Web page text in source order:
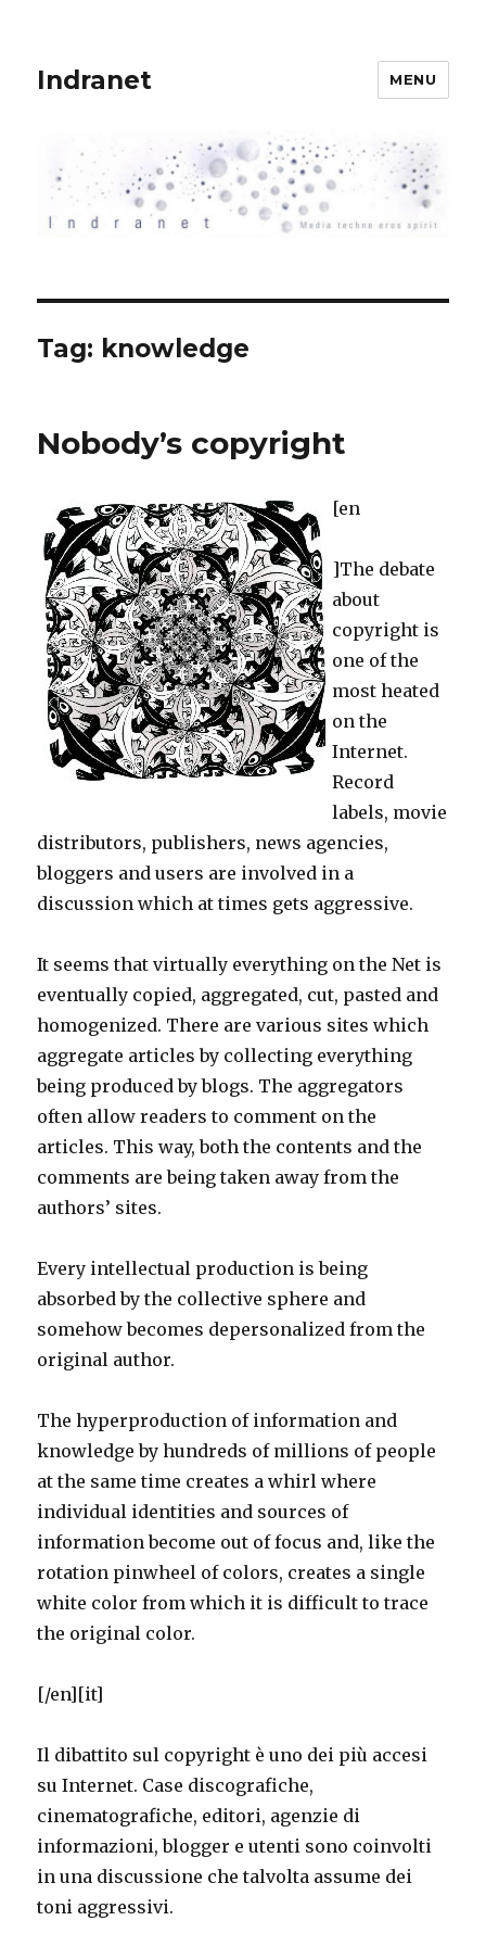
Indranet MENU
Tag: knowledge
Nobody’s copyright
[en
]The debate
about
copyright is
one of the
most heated
on the
Internet.
Record
labels, movie
distributors, publishers, news agencies,
bloggers and users are involved in a
discussion which at times gets aggressive.
It seems that virtually everything on the Net is
eventually copied, aggregated, cut, pasted and
homogenized. There are various sites which
aggregate articles by collecting everything
being produced by blogs. The aggregators
often allow readers to comment on the
articles. This way, both the contents and the
comments are being taken away from the
authors’ sites.
Every intellectual production is being
absorbed by the collective sphere and
somehow becomes depersonalized from the
original author.
The hyperproduction of information and
knowledge by hundreds of millions of people
at the same time creates a whirl where
individual identities and sources of
information become out of focus and, like the
rotation pinwheel of colors, creates a single
white color from which it is difficult to trace
the original color.
[/en][it]
Il dibattito sul copyright è uno dei più accesi
su Internet. Case discografiche,
cinematografiche, editori, agenzie di
informazioni, blogger e utenti sono coinvolti
in una discussione che talvolta assume dei
toni aggressivi.